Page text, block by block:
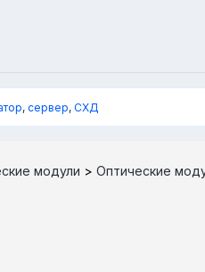
, сервер, СХД
модули > Оптические